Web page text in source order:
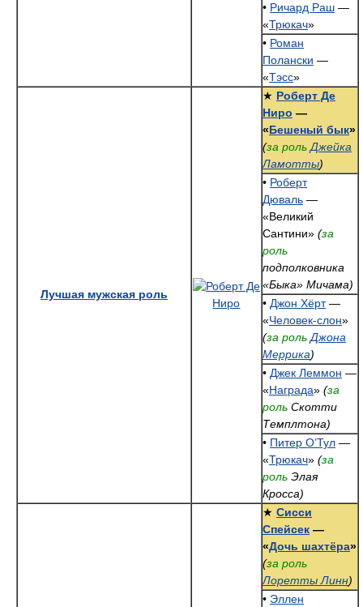
• Ричард Раш —
«Трюкач»
• Роман
Полански —
«Тэсс»
Лучшая мужская роль
★ Роберт Де
Ниро —
«Бешеный бык»
(за роль Джейка
Ламотты)
• Роберт
Дюваль —
«Великий
Сантини» (за
роль
подполковника
«Быка» Мичама)
• Джон Хёрт—
«Человек-слон»
(за роль Джона
Меррика)
• Джек Леммон —
«Награда» (за
роль Скотти
Темплтона)
• Питер О’Тул —
«Трюкач» (за
роль Элая
Кросса)
★ Сисси
Спейсек —
«Дочь шахтёра»
(за роль
Лоретты Линн)
• Эллен